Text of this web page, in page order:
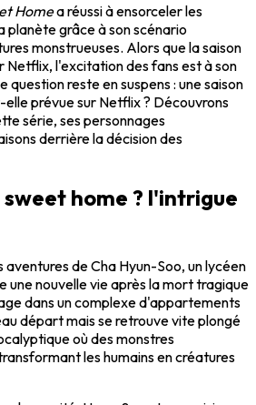
Homea réussi à ensorceler les
grâce à son scénario
monstrueuses. Alors que la saison
Netflix, l'excitation des fans est à son
question reste en suspens : une saison
elle prévue sur Netflix ? Découvrons
série, ses personnages
derrière la décision des
home ? l'intrigue
aventures de Cha Hyun-Soo, un lycéen
une nouvelle vie après la mort tragique
dans un complexe d'appartements
départ mais se retrouve vite plongé
où des monstres
les humains en créatures